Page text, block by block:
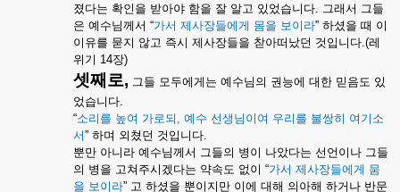
졌다는 확인을 받아야 함을 잘 알고 있었습니다. 그래서 그들
은 예수님께서 “가서 제사장들에게 몸을 보이라” 하셨을 때 이
이유를 묻지 않고 즉시 제사장들을 찯아떠났던 것입니다.(레
위기 14장)
셋째로, 그들 모두에게는 예수님의 권능에 대한 믿음도 있
었습니다.
“소리를 높여 가로되 , 예수 선생님이여 우리를 불쌍히 여기소
서” 하며 외쳤던 것입니다.
뿐만 아니라 예수님께서 그들의 병이 나았다는 선언이나 그들
의 병을 고쳐주시겠다는 약속도 없이 “가서 제사장들에게 뭄
을 보이라” 고 하셨을 뿐이지만 이에 대해 의아해 하거나 반문